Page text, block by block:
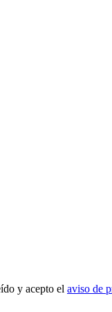
y acepto el aviso de